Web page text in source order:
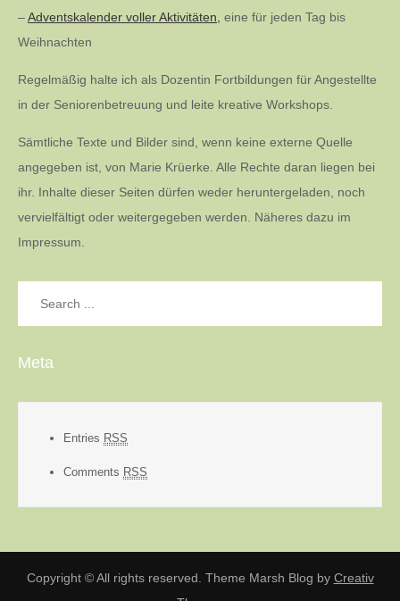
–Adventskalender voller Aktivitäten, eine für jeden Tag bis
Weihnachten
Regelmäßig halte ich als Dozentin Fortbildungen für Angestellte
in der Seniorenbetreuung und leite kreative Workshops.
Sämtliche Texte und Bilder sind, wenn keine externe Quelle
angegeben ist, von Marie Krüerke. Alle Rechte daran liegen bei
ihr. Inhalte dieser Seiten dürfen weder heruntergeladen, noch
vervielfältigt oder weitergegeben werden. Näheres dazu im
Impressum.
Meta
Entries RSS
Comments RSS
Copyright © All rights reserved. Theme Marsh Blog by Creativ